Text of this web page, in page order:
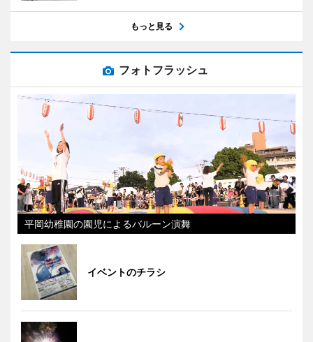
もっと見る
フォトフラッシュ
平岡幼稚園の園児によるバルーン演舞
イベントのチラシ